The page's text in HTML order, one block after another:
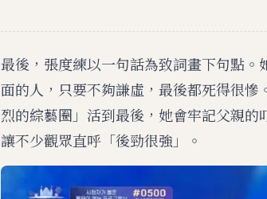
最後，張度練以一句話為致詞畫下句點
面的人，只要不夠謙虛，最後都死得很
烈的綜藝圈」活到最後，她會牢記父親
讓不少觀眾直呼「後勁很強」。